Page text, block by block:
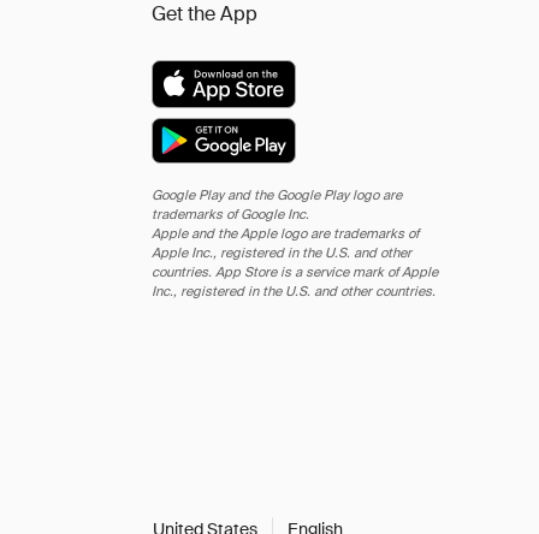
Get the App
Google Play and the Google Play logo are
trademarks of Google Inc.
Apple and the Apple logo are trademarks of
Apple Inc., registered in the U.S. and other
countries. App Store is a service mark of Apple
Inc., registered in the U.S. and other countries.
United States English